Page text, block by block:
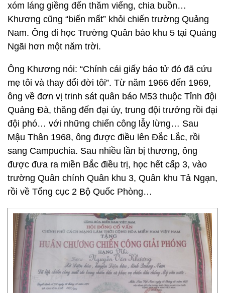
xóm láng giềng đến thăm viếng, chia buồn…
Khương cũng “biến mất” khỏi chiến trường Quảng
Nam. Ông đi học Trường Quân báo khu 5 tại Quảng
Ngãi hơn một năm trời.
Ông Khương nói: “Chính cái giấy báo tử đó đã cứu
mẹ tôi và thay đổi đời tôi”. Từ năm 1966 đến 1969,
ông về đơn vị trinh sát quân báo M53 thuộc Tỉnh đội
Quảng Đà, thăng đến đại úy, trung đội trưởng rồi đại
đội phó… với những chiến công lẫy lừng… Sau
Mậu Thân 1968, ông được điều lên Đắc Lắc, rồi
sang Campuchia. Sau nhiều lần bị thương, ông
được đưa ra miền Bắc điều trị, học hết cấp 3, vào
trường Quân chính Quân khu 3, Quân khu Tả Ngạn,
rồi về Tổng cục 2 Bộ Quốc Phòng…